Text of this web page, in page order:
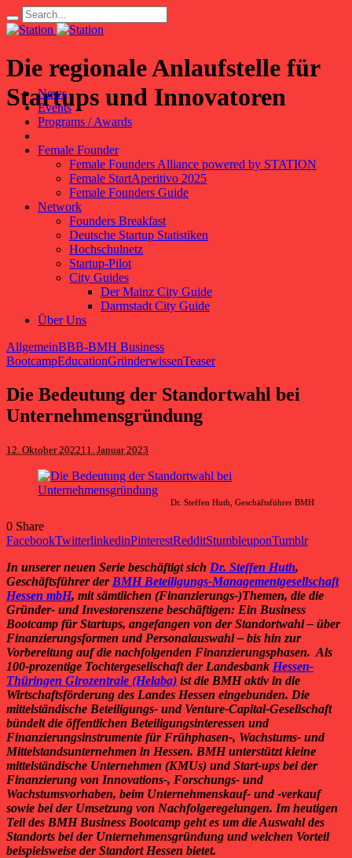
Die regionale Anlaufstelle für
Startups und Innovatoren
News
Events
Programs / Awards
Female Founder
Female Founders Alliance powered by STATION
Female StartAperitivo 2025
Female Founders Guide
Network
Founders Breakfast
Deutsche Startup Statistiken
Hochschulnetz
Startup-Pilot
City Guides
Der Mainz City Guide
Darmstadt City Guide
Über Uns
AllgemeinBBB-BMH Business
BootcampEducationGründerwissenTeaser
Die Bedeutung der Standortwahl bei
Unternehmensgründung
12. Oktober 202211. Januar 2023
Dr. Steffen Huth, Geschäftsführer BMH
0 Share
FacebookTwitterlinkedinPinterestRedditStumbleuponTumblr
In unserer neuen Serie beschäftigt sich Dr. Steffen Huth,
Geschäftsführer der BMH Beteiligungs-Managementgesellschaft
Hessen mbH, mit sämtlichen (Finanzierungs-)Themen, die die
Gründer- und Investorenszene beschäftigen: Ein Business
Bootcamp für Startups, angefangen von der Standortwahl – über
Finanzierungsformen und Personalauswahl – bis hin zur
Vorbereitung auf die nachfolgenden Finanzierungsphasen. Als
100-prozentige Tochtergesellschaft der Landesbank Hessen-
Thüringen Girozentrale (Helaba) ist die BMH aktiv in die
Wirtschaftsförderung des Landes Hessen eingebunden. Die
mittelständische Beteiligungs- und Venture-Capital-Gesellschaft
bündelt die öffentlichen Beteiligungsinteressen und
Finanzierungsinstrumente für Frühphasen-, Wachstums- und
Mittelstandsunternehmen in Hessen. BMH unterstützt kleine
mittelständische Unternehmen (KMUs) und Start-ups bei der
Finanzierung von Innovations-, Forschungs- und
Wachstumsvorhaben, beim Unternehmenskauf- und -verkauf
sowie bei der Umsetzung von Nachfolgeregelungen. Im heutigen
Teil des BMH Business Bootcamp geht es um die Auswahl des
Standorts bei der Unternehmensgründung und welchen Vorteil
beispielsweise der Standort Hessen bietet.